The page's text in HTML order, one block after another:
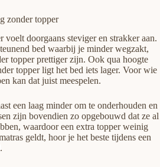
zonder topper
voelt doorgaans steviger en strakker aan.
bed waarbij je minder wegzakt,
topper prettiger zijn. Ook qua hoogte
topper ligt het bed iets lager. Voor wie
kan dat juist meespelen.
een laag minder om te onderhouden en
zijn bovendien zo opgebouwd dat ze al
waardoor een extra topper weinig
geldt, hoor je het beste tijdens een